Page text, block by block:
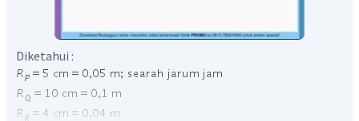
Diketahui :